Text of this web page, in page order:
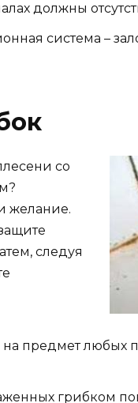
должны
система –
со
желание.
следуя
предмет любых
грибком